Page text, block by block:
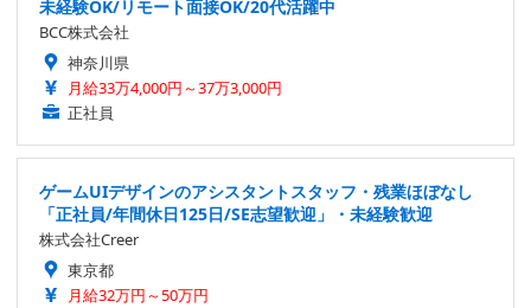
未経験OK/リモート面接OK/20代活躍中
BCC株式会社
神奈川県
月給33万4,000円～37万3,000円
正社員
ゲームUIデザインのアシスタントスタッフ・残業ほぼなし
「正社員/年間休日125日/SE志望歓迎」・未経験歓迎
株式会社Creer
東京都
月給32万円～50万円